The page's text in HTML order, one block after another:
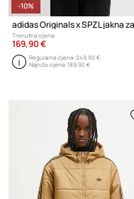
-10%
Trenutna cijena:
169,90 €
Regularna cijena:249,90 €
Najniža cijena:189,90 €